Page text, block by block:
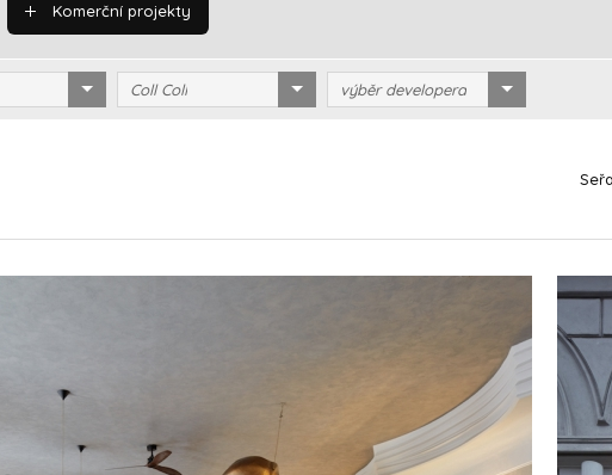
Komerční projekty
Coll Coll výběr developera